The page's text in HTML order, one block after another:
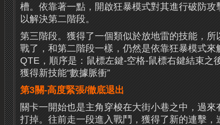
槽。依靠著一點，開啟狂暴模式對其進行破防攻
以解決第二階段。
第三階段。獲得了一個類似於放地雷的技能，所
戰了，和第二階段一樣，仍然是依靠狂暴模式來
QTE，順序是：鼠標左鍵-空格-鼠標右鍵結束之
獲得新技能“數據脈衝”
第3關-高度緊張/徹底退出
關卡一開始也是主角穿梭在大街小巷之中，過
打掉。往前走一段進入戰鬥，獲得了新的連擊，